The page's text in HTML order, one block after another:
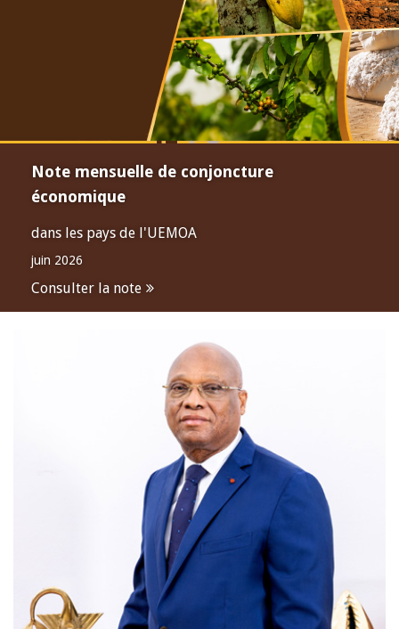
Note mensuelle de conjoncture
économique
dans les pays de l'UEMOA
juin 2026
Consulter la note